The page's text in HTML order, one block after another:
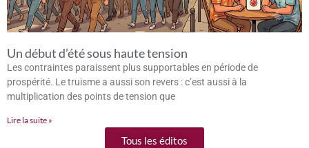
Un début d’été sous haute tension
Les contraintes paraissent plus supportables en période de
prospérité. Le truisme a aussi son revers : c’est aussi à la
multiplication des points de tension que
Lire la suite »
Tous les éditos